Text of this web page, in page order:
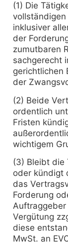
(1) Die
vollständigen
inklusiver
der
zumutbaren
sachgerecht
gerichtlichen
der
(2) Beide
ordentlich
Fristen
wichtigem
(3) Bleibt die
oder kündigt
das
Forderung
Vergütung
diese
MwSt. an